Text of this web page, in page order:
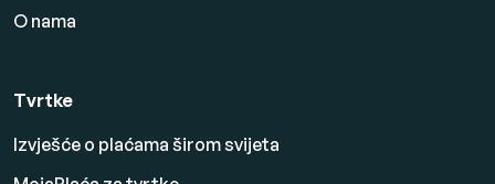
O nama
Tvrtke
Izvješće o plaćama širom svijeta